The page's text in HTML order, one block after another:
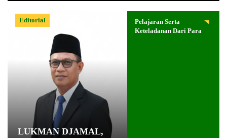
Editorial
LUKMAN DJAMAL,
Pelajaran Serta
Keteladanan Dari Para